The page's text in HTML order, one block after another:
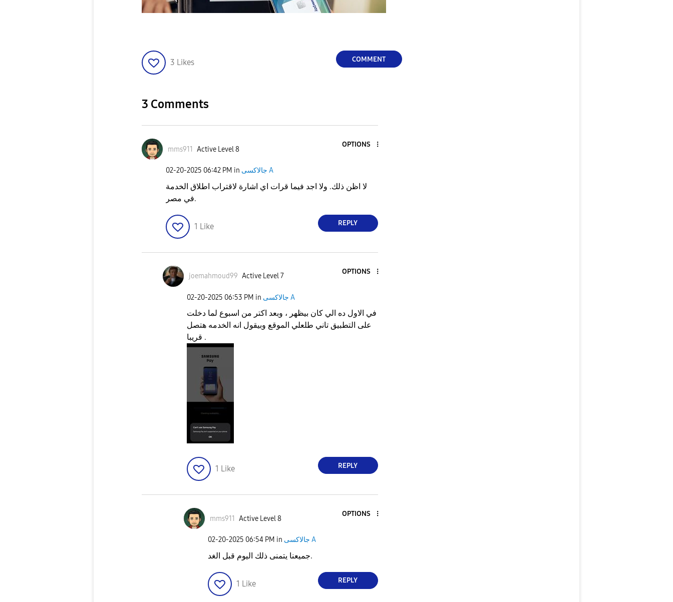
3 Likes COMMENT
3 Comments
mms911 Active Level 8
OPTIONS
‎02-20-2025 06:42 PM in جالاكسى A
لا اظن ذلك. ولا اجد فيما قرات اي اشارة لاقتراب اطلاق الخدمة
في مصر.
1 Like REPLY
joemahmoud99 Active Level 7
OPTIONS
‎02-20-2025 06:53 PM in جالاكسى A
في الاول ده الي كان بيظهر ، وبعد اكتر من اسبوع لما دخلت
على التطبيق تاني طلعلي الموقع وبيقول انه الخدمه هتصل
قريبا .
1 Like REPLY
mms911 Active Level 8
OPTIONS
‎02-20-2025 06:54 PM in جالاكسى A
جميعنا يتمنى ذلك اليوم قبل الغد.
1 Like REPLY